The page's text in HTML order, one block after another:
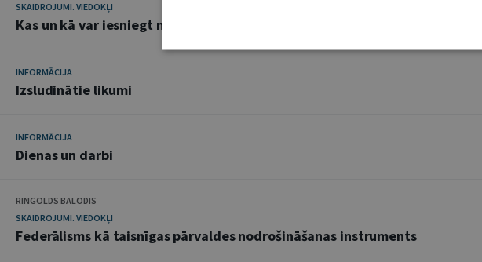
SKAIDROJUMI. VIEDOKĻI
Kas un kā var iesniegt maksātnespējas pieteikumu
INFORMĀCIJA
Izsludinātie likumi
INFORMĀCIJA
Dienas un darbi
RINGOLDS BALODIS
SKAIDROJUMI. VIEDOKĻI
Federālisms kā taisnīgas pārvaldes nodrošināšanas instruments